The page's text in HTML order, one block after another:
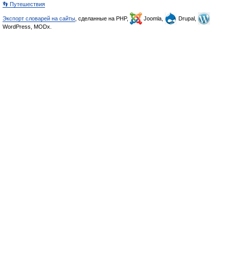
👣 Путешествия
Экспорт словарей на сайты , сделанные на PHP, Joomla,
Drupal,
WordPress, MODx.